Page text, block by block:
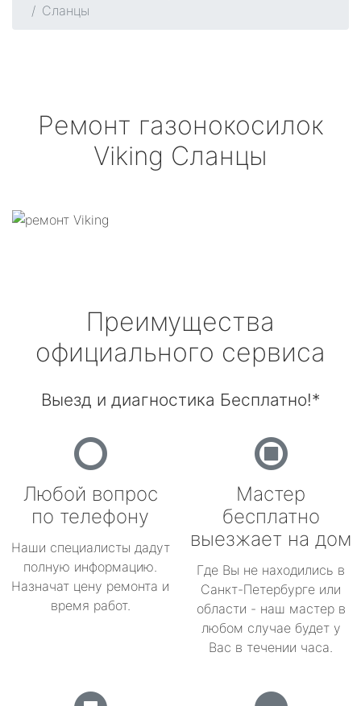
Сланцы
Ремонт газонокосилок
Viking Сланцы
Преимущества
официального сервиса
Выезд и диагностика Бесплатно!*
Любой вопрос
по телефону
Наши специалисты дадут
полную информацию.
Назначат цену ремонта и
время работ.
Мастер
бесплатно
выезжает на дом
Где Вы не находились в
Санкт-Петербурге или
области - наш мастер в
любом случае будет у
Вас в течении часа.